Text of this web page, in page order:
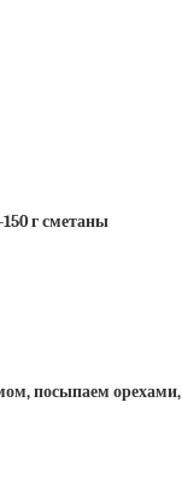
г сметаны
посыпаем орехами,